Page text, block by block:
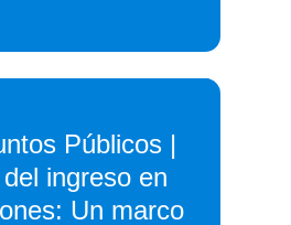
Públicos |
ingreso en
Un marco